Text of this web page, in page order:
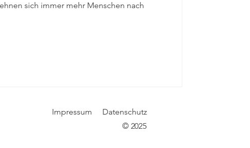
sich immer mehr Menschen nach
Impressum
Datenschutz
© 2025